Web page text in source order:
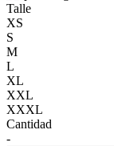
Talle
XS
S
M
L
XL
XXL
XXXL
Cantidad
-